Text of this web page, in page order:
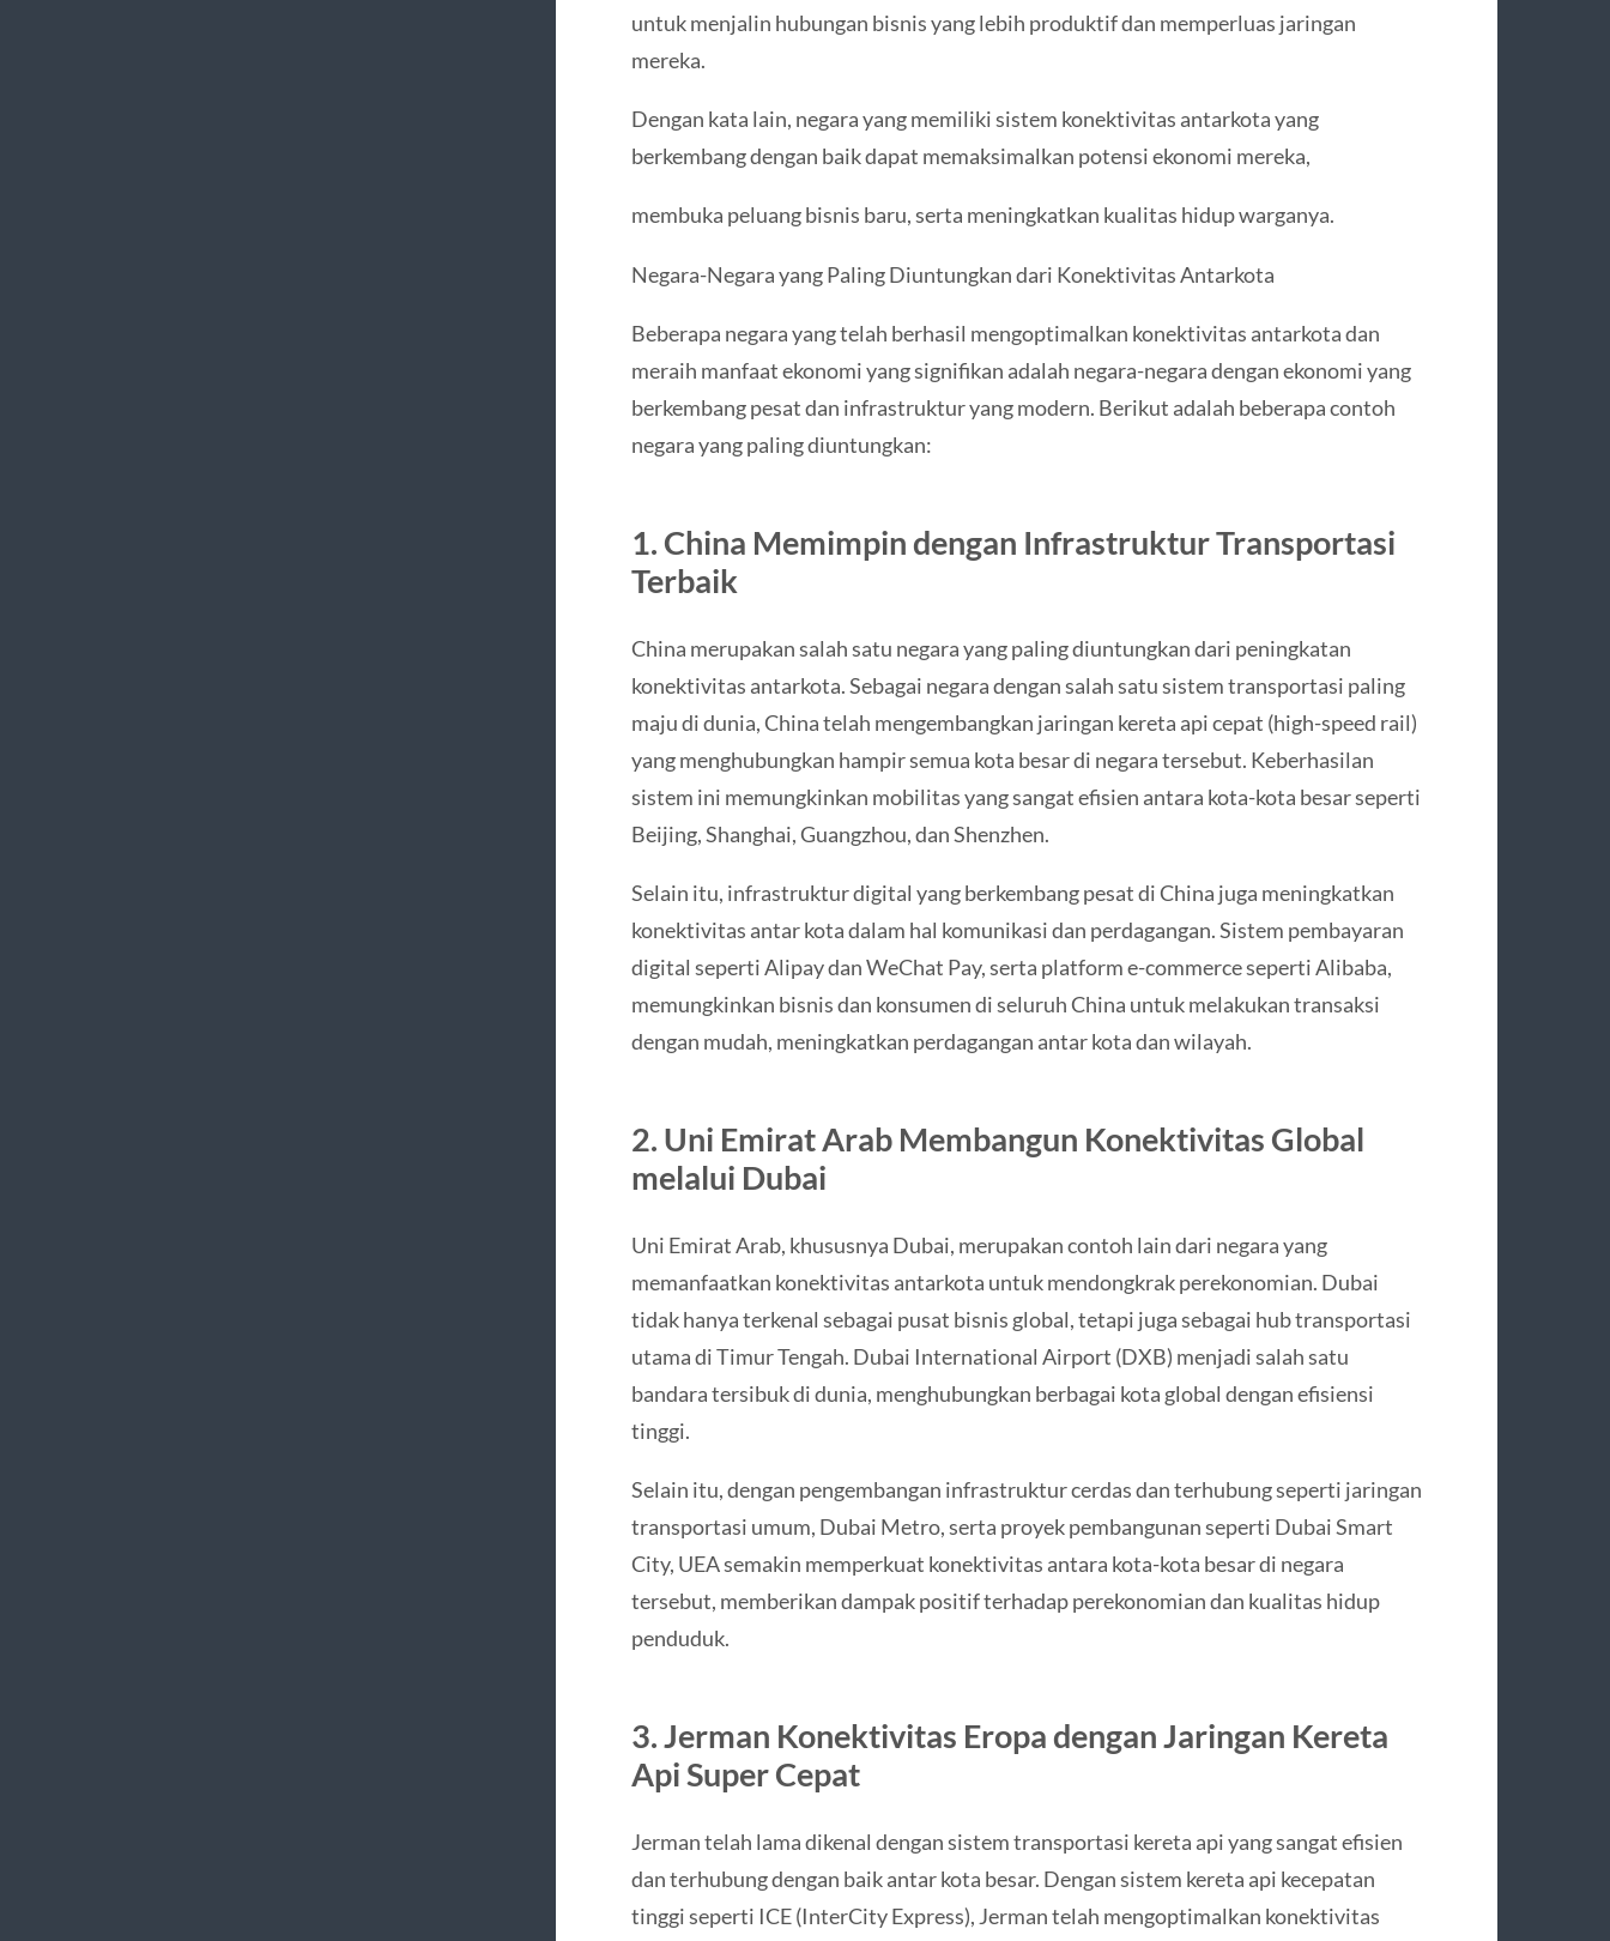
untuk menjalin hubungan bisnis yang lebih produktif dan memperluas jaringan
mereka.
Dengan kata lain, negara yang memiliki sistem konektivitas antarkota yang
berkembang dengan baik dapat memaksimalkan potensi ekonomi mereka,
membuka peluang bisnis baru, serta meningkatkan kualitas hidup warganya.
Negara-Negara yang Paling Diuntungkan dari Konektivitas Antarkota
Beberapa negara yang telah berhasil mengoptimalkan konektivitas antarkota dan
meraih manfaat ekonomi yang signifikan adalah negara-negara dengan ekonomi yang
berkembang pesat dan infrastruktur yang modern. Berikut adalah beberapa contoh
negara yang paling diuntungkan:
1. China Memimpin dengan Infrastruktur Transportasi
Terbaik
China merupakan salah satu negara yang paling diuntungkan dari peningkatan
konektivitas antarkota. Sebagai negara dengan salah satu sistem transportasi paling
maju di dunia, China telah mengembangkan jaringan kereta api cepat (high-speed rail)
yang menghubungkan hampir semua kota besar di negara tersebut. Keberhasilan
sistem ini memungkinkan mobilitas yang sangat efisien antara kota-kota besar seperti
Beijing, Shanghai, Guangzhou, dan Shenzhen.
Selain itu, infrastruktur digital yang berkembang pesat di China juga meningkatkan
konektivitas antar kota dalam hal komunikasi dan perdagangan. Sistem pembayaran
digital seperti Alipay dan WeChat Pay, serta platform e-commerce seperti Alibaba,
memungkinkan bisnis dan konsumen di seluruh China untuk melakukan transaksi
dengan mudah, meningkatkan perdagangan antar kota dan wilayah.
2. Uni Emirat Arab Membangun Konektivitas Global
melalui Dubai
Uni Emirat Arab, khususnya Dubai, merupakan contoh lain dari negara yang
memanfaatkan konektivitas antarkota untuk mendongkrak perekonomian. Dubai
tidak hanya terkenal sebagai pusat bisnis global, tetapi juga sebagai hub transportasi
utama di Timur Tengah. Dubai International Airport (DXB) menjadi salah satu
bandara tersibuk di dunia, menghubungkan berbagai kota global dengan efisiensi
tinggi.
Selain itu, dengan pengembangan infrastruktur cerdas dan terhubung seperti jaringan
transportasi umum, Dubai Metro, serta proyek pembangunan seperti Dubai Smart
City, UEA semakin memperkuat konektivitas antara kota-kota besar di negara
tersebut, memberikan dampak positif terhadap perekonomian dan kualitas hidup
penduduk.
3. Jerman Konektivitas Eropa dengan Jaringan Kereta
Api Super Cepat
Jerman telah lama dikenal dengan sistem transportasi kereta api yang sangat efisien
dan terhubung dengan baik antar kota besar. Dengan sistem kereta api kecepatan
tinggi seperti ICE (InterCity Express), Jerman telah mengoptimalkan konektivitas